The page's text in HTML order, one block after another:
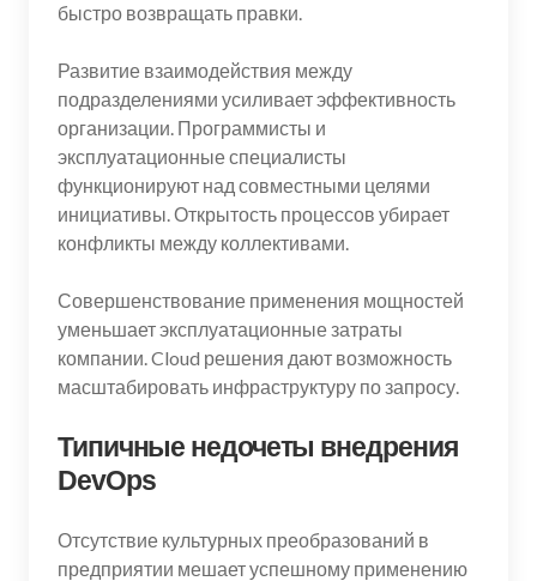
быстро возвращать правки.
Развитие взаимодействия между
подразделениями усиливает эффективность
организации. Программисты и
эксплуатационные специалисты
функционируют над совместными целями
инициативы. Открытость процессов убирает
конфликты между коллективами.
Совершенствование применения мощностей
уменьшает эксплуатационные затраты
компании. Cloud решения дают возможность
масштабировать инфраструктуру по запросу.
Типичные недочеты внедрения
DevOps
Отсутствие культурных преобразований в
предприятии мешает успешному применению